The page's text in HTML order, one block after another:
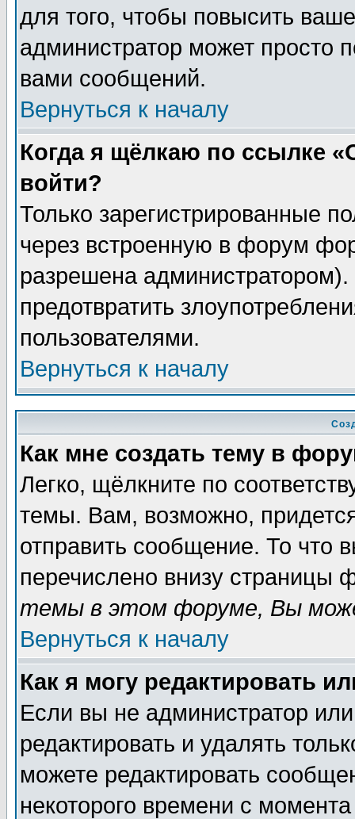
для того, чтобы повысить
администратор может просто
вами сообщений.
Вернуться к началу
Когда я щёлкаю по ссылке
войти?
Только зарегистрированные
через встроенную в форум
разрешена
предотвратить
пользователями.
Вернуться к началу
Как мне создать тему в
Легко, щёлкните по
темы. Вам, возможно,
отправить сообщение. То что
перечислено внизу страницы
темы в этом форуме, Вы
Вернуться к началу
Как я могу редактировать
Если вы не администратор
редактировать и удалять
можете редактировать
некоторого времени с